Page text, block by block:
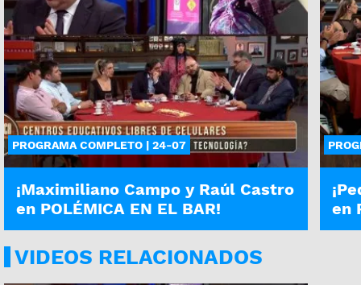
PROGRAMA COMPLETO | 24-07
¡Maximiliano Campo y Raúl Castro
en POLÉMICA EN EL BAR!
en
VIDEOS RELACIONADOS